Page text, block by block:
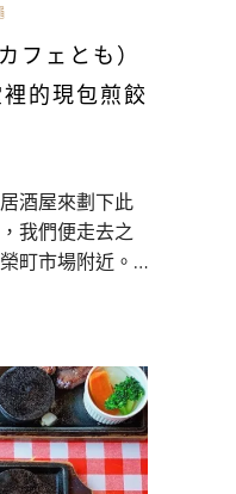
フェとも）
裡的現包煎餃
酒屋來劃下此
我們便走去之
町市場附近。…